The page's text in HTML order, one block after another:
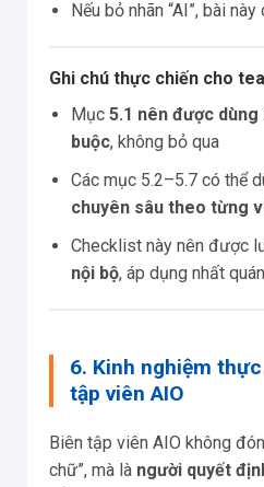
Nếu bỏ nhãn “AI”, bài
Ghi chú thực chiến cho
Mục 5.1 nên được
buộc, không bỏ qua
Các mục 5.2–5.7 có thể
chuyên sâu theo từng
Checklist này nên được
nội bộ, áp dụng nhất quán
6. Kinh nghiệm
tập viên AIO
Biên tập viên AIO không
chữ”, mà là người quyết